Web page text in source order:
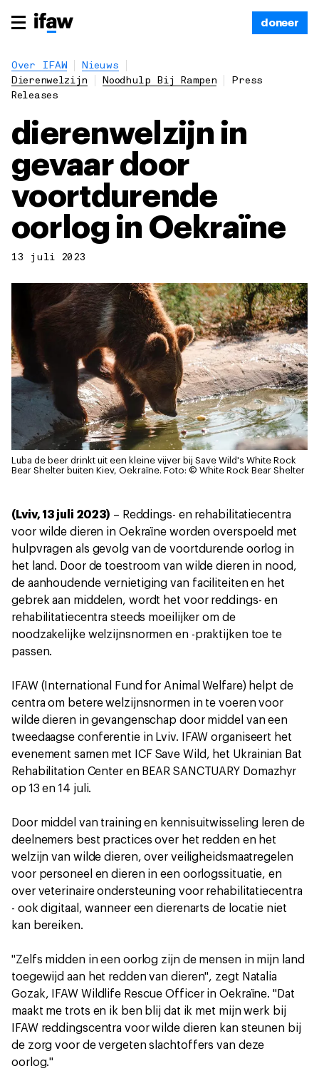
doneer
Over IFAW
Nieuws
Dierenwelzijn
Noodhulp Bij Rampen
Press
Releases
dierenwelzijn in
gevaar door
voortdurende
oorlog in Oekraïne
13 juli 2023
Luba de beer drinkt uit een kleine vijver bij Save Wild's White Rock
Bear Shelter buiten Kiev, Oekraïne. Foto: © White Rock Bear Shelter
(Lviv, 13 juli 2023) – Reddings- en rehabilitatiecentra
voor wilde dieren in Oekraïne worden overspoeld met
hulpvragen als gevolg van de voortdurende oorlog in
het land. Door de toestroom van wilde dieren in nood,
de aanhoudende vernietiging van faciliteiten en het
gebrek aan middelen, wordt het voor reddings- en
rehabilitatiecentra steeds moeilijker om de
noodzakelijke welzijnsnormen en -praktijken toe te
passen.
IFAW (International Fund for Animal Welfare) helpt de
centra om betere welzijnsnormen in te voeren voor
wilde dieren in gevangenschap door middel van een
tweedaagse conferentie in Lviv. IFAW organiseert het
evenement samen met ICF Save Wild, het Ukrainian Bat
Rehabilitation Center en BEAR SANCTUARY Domazhyr
op 13 en 14 juli.
Door middel van training en kennisuitwisseling leren de
deelnemers best practices over het redden en het
welzijn van wilde dieren, over veiligheidsmaatregelen
voor personeel en dieren in een oorlogssituatie, en
over veterinaire ondersteuning voor rehabilitatiecentra
- ook digitaal, wanneer een dierenarts de locatie niet
kan bereiken.
"Zelfs midden in een oorlog zijn de mensen in mijn land
toegewijd aan het redden van dieren", zegt Natalia
Gozak, IFAW Wildlife Rescue Officer in Oekraïne. "Dat
maakt me trots en ik ben blij dat ik met mijn werk bij
IFAW reddingscentra voor wilde dieren kan steunen bij
de zorg voor de vergeten slachtoffers van deze
oorlog."